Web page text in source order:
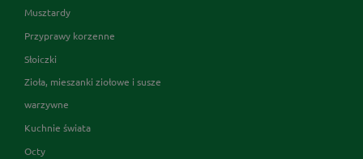
Musztardy
Przyprawy korzenne
Słoiczki
Zioła, mieszanki ziołowe i susze
warzywne
Kuchnie świata
Octy